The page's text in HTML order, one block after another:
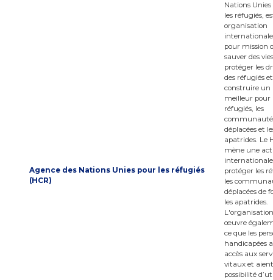
Agence des Nations Unies pour les réfugiés
(HCR)
Nations
les réfugiés,
organisation
pour mission
sauver des
protéger les
des réfugiés
construire un
meilleur pour
réfugiés, les
déplacées et
apatrides. Le
mène une
protéger les
les
déplacées de
les apatrides.
L'organisation
œuvre
ce que les
handicapées
accès aux
vitaux et
possibilité